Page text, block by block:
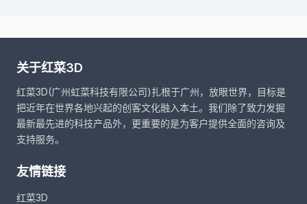
关于红菜3D
红菜3D(广州虹菜科技有限公司)扎根于广州，放眼世界，目标是
把近年在世界各地兴起的创客文化融入本土。我们除了致力发掘
最新最先进的科技产品外，更重要的是为客户提供全面的咨询及
支持服务。
友情链接
红菜3D